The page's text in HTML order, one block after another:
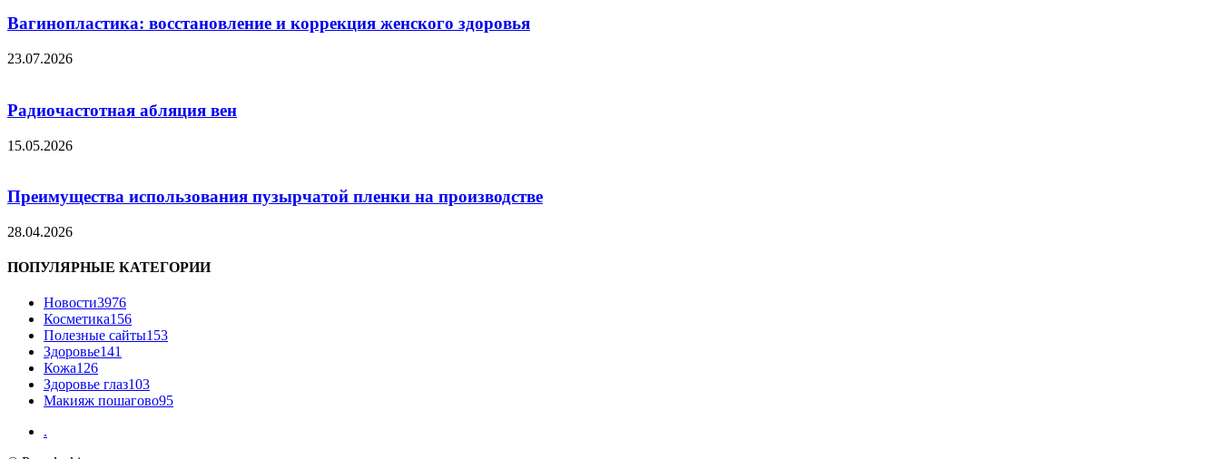
Вагинопластика: восстановление и коррекция женского здоровья
23.07.2026
Радиочастотная абляция вен
15.05.2026
Преимущества использования пузырчатой пленки на производстве
28.04.2026
ПОПУЛЯРНЫЕ КАТЕГОРИИ
Новости3976
Косметика156
Полезные сайты153
Здоровье141
Кожа126
Здоровье глаз103
Макияж пошагово95
.